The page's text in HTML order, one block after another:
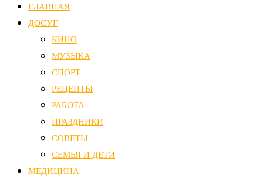
ГЛАВНАЯ
ДОСУГ
КИНО
МУЗЫКА
СПОРТ
РЕЦЕПТЫ
РАБОТА
ПРАЗДНИКИ
СОВЕТЫ
СЕМЬЯ И ДЕТИ
МЕДИЦИНА